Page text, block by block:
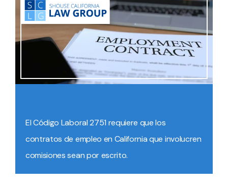
El Código Laboral 2751 requiere que los
contratos de empleo en California que involucren
comisiones sean por escrito.